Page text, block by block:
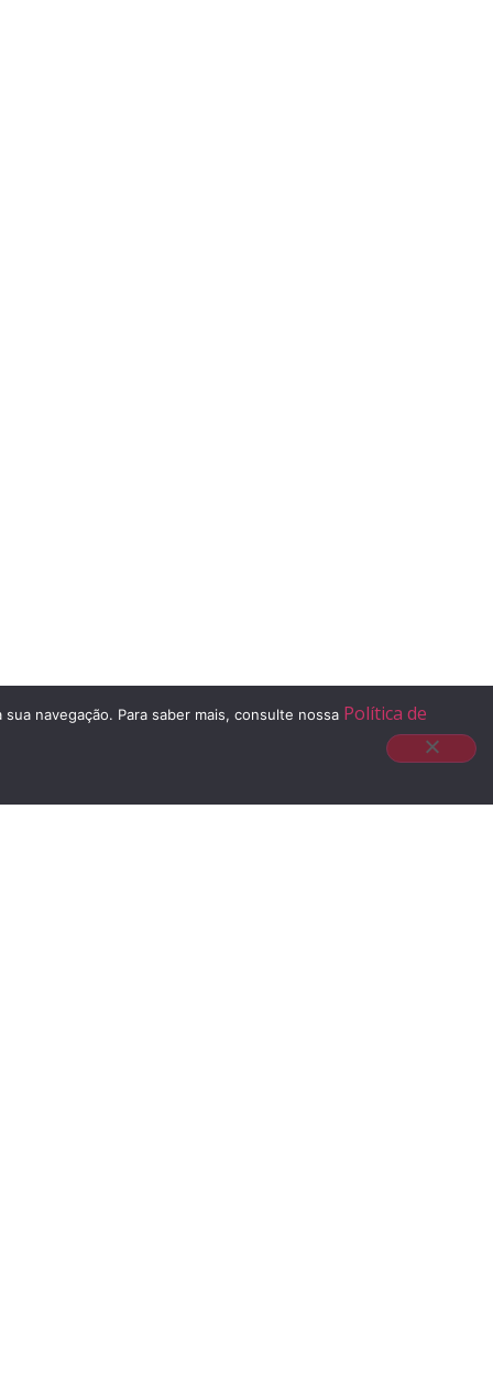
navegação. Para saber mais, consulte nossa Política de